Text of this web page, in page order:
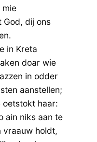
mie
God, dij ons
in Kreta
doar wie
in odder
aanstellen;
oetstokt haar:
ain niks aan te
vraauw holdt,